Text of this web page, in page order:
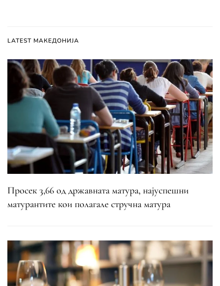
LATEST МАКЕДОНИЈА
Просек 3,66 од државната матура, најуспешни
матурантите кои полагале стручна матура